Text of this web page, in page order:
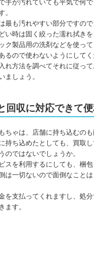
手が汚れていても平気で何
。
最も汚れやすい部分ですの
時は固く絞った濡れ拭きを
製品用の洗剤などを使って
ので使わないようにしてく
方法を調べてそれに従っ
ましょう。
回収に対応できて
ゃは、店舗に持ち込むの
持ち込めたとしても、買取
のではないでしょうか。
スを利用するにしても、梱
は一切ないので面倒なこと
を支払ってくれますし、処
ます。